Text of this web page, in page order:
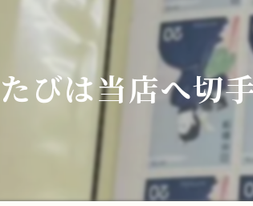
ダイヤモンド・宝石類
時計・ブランド品
びは当店へ切